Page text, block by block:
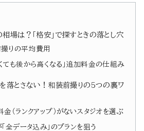
場は？「格安」で探すときの落とし穴
りの平均費用
ても後から高くなる」追加料金の仕組み
落とさない！和装前撮りの5つの裏ワ
（ランクアップ）がないスタジオを選ぶ
全データ込み」のプランを狙う